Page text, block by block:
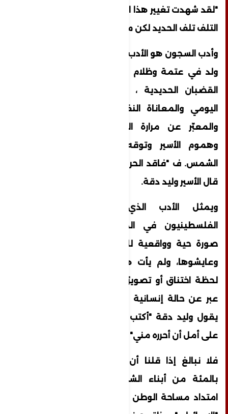
"لقد شهدت تغيير هذا الباب مرتين والسبب كان
التلف تلف الحديد لكن معنوياتنا لن تتلف"
وأدب السجون هو الأدب الانساني النضالي الذي
ولد في عتمة وظلام الأقبية والزنازين وخلف
القضبان الحديدية ، وخرج من رحم الوجع
اليومي والمعاناة النفسية والقهر الذاتي ،
والمعبّر عن مرارة التعذيب وآلام التنكيل
وهموم الأسير وتوقه لنور الحرية وخيوط
الشمس. ف "فاقد الحرية لا يفقد الإرادة" كما
قال الأسير وليد دقة.
ويمثل الأدب الذي كتبه المعتقلون
الفلسطينيون في المعتقلات "الإسرائيلية"
صورة حية وواقعية للمعاناة التي مروا بها
وعايشوها، ولم يأت هذا الأدب تنفيسًا عن
لحظة اختناق أو تصويرًا للحظات بطولة؛ إنما
عبر عن حالة إنسانية وأبعاد فكرية ونضالية
يقول وليد دقة "أكتب حتى أتحرر من السجن
على أمل أن أحرره مني"
فلا نبالغ إذا قلنا أن نحو خمسة وثمانين
بالمئة من أبناء الشعب الفلسطيني على
امتداد مساحة الوطن المحتل دخل المعتقل